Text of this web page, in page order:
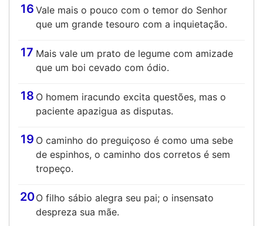
16 Vale mais o pouco com o temor do Senhor
que um grande tesouro com a inquietação.
17 Mais vale um prato de legume com amizade
que um boi cevado com ódio.
18 O homem iracundo excita questões, mas o
paciente apazigua as disputas.
19 O caminho do preguiçoso é como uma sebe
de espinhos, o caminho dos corretos é sem
tropeço.
20O filho sábio alegra seu pai; o insensato
despreza sua mãe.